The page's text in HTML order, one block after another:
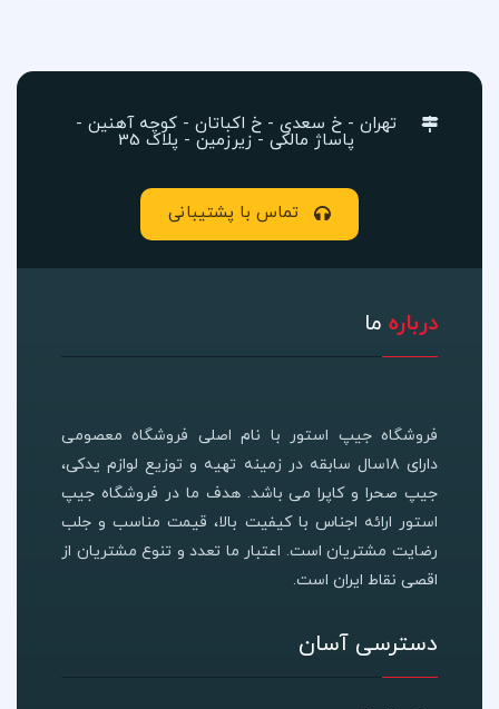
تهران - خ سعدی - خ اکباتان - کوچه آهنین -
پاساژ مالکی - زیرزمین - پلاک 35
تماس با پشتیبانی
درباره ما
فروشگاه جیپ استور با نام اصلی فروشگاه معصومی
دارای ۱۸سال سابقه در زمینه تهیه و توزیع لوازم یدکی،
جیپ صحرا و کاپرا می باشد. هدف ما در فروشگاه جیپ
استور ارائه اجناس با کیفیت بالا، قیمت مناسب و جلب
رضایت مشتریان است. اعتبار ما تعدد و تنوع مشتریان از
اقصی نقاط ایران است.
دسترسی آسان